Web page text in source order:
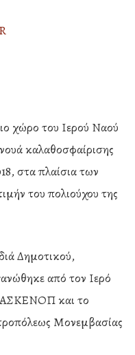
χώρο του Ιερού Ναού
καλαθοσφαίρισης
στα πλαίσια των
του πολιούχου της
Δημοτικού,
από τον Ιερό
και το
Μονεμβασίας